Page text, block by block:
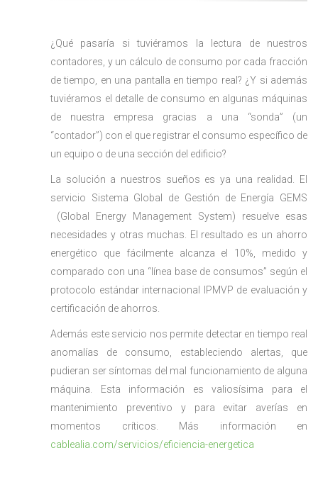
¿Qué pasaría si tuviéramos la lectura de nuestros
contadores, y un cálculo de consumo por cada fracción
de tiempo, en una pantalla en tiempo real? ¿Y si además
tuviéramos el detalle de consumo en algunas máquinas
de nuestra empresa gracias a una “sonda” (un
“contador”) con el que registrar el consumo específico de
un equipo o de una sección del edificio?
La solución a nuestros sueños es ya una realidad. El
servicio Sistema Global de Gestión de Energía GEMS
(Global Energy Management System) resuelve esas
necesidades y otras muchas. El resultado es un ahorro
energético que fácilmente alcanza el 10%, medido y
comparado con una “línea base de consumos” según el
protocolo estándar internacional IPMVP de evaluación y
certificación de ahorros.
Además este servicio nos permite detectar en tiempo real
anomalías de consumo, estableciendo alertas, que
pudieran ser síntomas del mal funcionamiento de alguna
máquina. Esta información es valiosísima para el
mantenimiento preventivo y para evitar averías en
momentos críticos. Más información en
cablealia.com/servicios/eficiencia-energetica